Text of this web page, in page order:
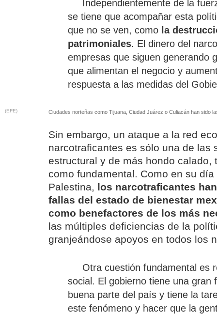
Independientemente de la
se tiene que acompañar esta
que no se ven, como la
patrimoniales. El dinero del
empresas que siguen generando
que alimentan el negocio y
respuesta a las medidas del
(EFE) Ciudades norteñas como Tijuana, Ciudad Juárez o Culiacán han sido
Sin embargo, un ataque a la red
narcotraficantes es sólo una de las
estructural y de más hondo calado,
como fundamental. Como en su
Palestina, los narcotraficantes
fallas del estado de bienestar
como benefactores de los más
las múltiples deficiencias de la
granjeándose apoyos en todos los
Otra cuestión fundamental es
social. El gobierno tiene una gran
buena parte del país y tiene la
este fenómeno y hacer que la